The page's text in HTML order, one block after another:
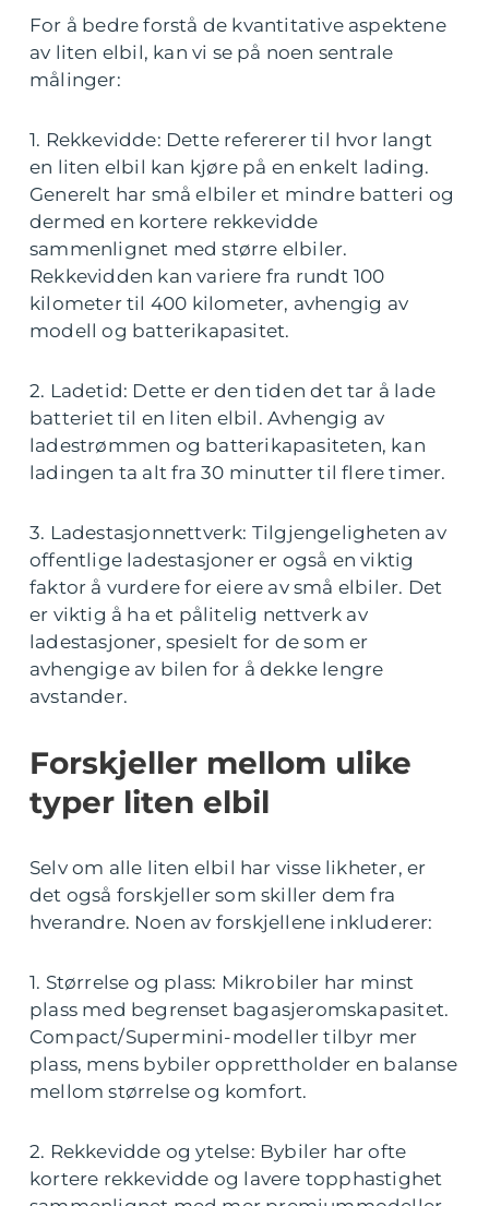
For å bedre forstå de kvantitative aspektene
av liten elbil, kan vi se på noen sentrale
målinger:
1. Rekkevidde: Dette refererer til hvor langt
en liten elbil kan kjøre på en enkelt lading.
Generelt har små elbiler et mindre batteri og
dermed en kortere rekkevidde
sammenlignet med større elbiler.
Rekkevidden kan variere fra rundt 100
kilometer til 400 kilometer, avhengig av
modell og batterikapasitet.
2. Ladetid: Dette er den tiden det tar å lade
batteriet til en liten elbil. Avhengig av
ladestrømmen og batterikapasiteten, kan
ladingen ta alt fra 30 minutter til flere timer.
3. Ladestasjonnettverk: Tilgjengeligheten av
offentlige ladestasjoner er også en viktig
faktor å vurdere for eiere av små elbiler. Det
er viktig å ha et pålitelig nettverk av
ladestasjoner, spesielt for de som er
avhengige av bilen for å dekke lengre
avstander.
Forskjeller mellom ulike
typer liten elbil
Selv om alle liten elbil har visse likheter, er
det også forskjeller som skiller dem fra
hverandre. Noen av forskjellene inkluderer:
1. Størrelse og plass: Mikrobiler har minst
plass med begrenset bagasjeromskapasitet.
Compact/Supermini-modeller tilbyr mer
plass, mens bybiler opprettholder en balanse
mellom størrelse og komfort.
2. Rekkevidde og ytelse: Bybiler har ofte
kortere rekkevidde og lavere topphastighet